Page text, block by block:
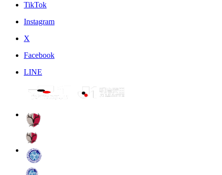
TikTok
Instagram
X
Facebook
LINE